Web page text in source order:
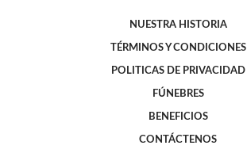
NUESTRA HISTORIA
TÉRMINOS Y CONDICIONES
POLITICAS DE PRIVACIDAD
FÚNEBRES
BENEFICIOS
CONTÁCTENOS